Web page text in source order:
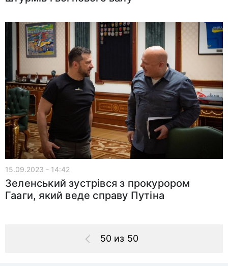
15.09.2023 - 14:42
Зеленський зустрівся з прокурором
Гааги, який веде справу Путіна
50 из 50